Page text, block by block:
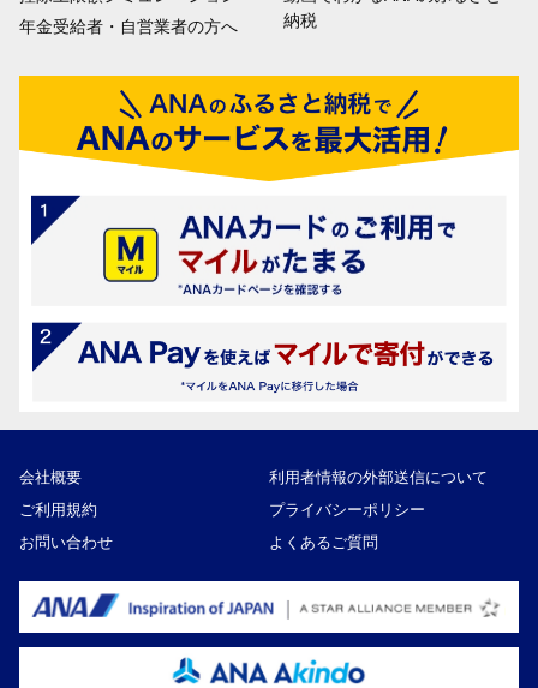
年金受給者・自営業者の方へ
納税
会社概要
利用者情報の外部送信について
ご利用規約
プライバシーポリシー
お問い合わせ
よくあるご質問